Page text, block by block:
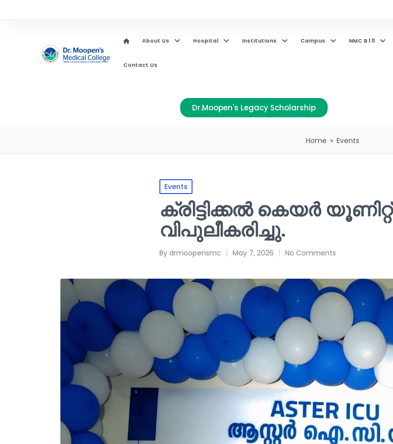
About Us Hospital Institutions Campus NMC B.1.11
Contact Us
Dr.Moopen's Legacy Scholarship
Home » Events
Events
ക്രിട്ടിക്കൽ കെയർ യൂണിറ്റ്
വിപുലീകരിച്ചു.
By drmoopensmc May 7, 2026 No Comments